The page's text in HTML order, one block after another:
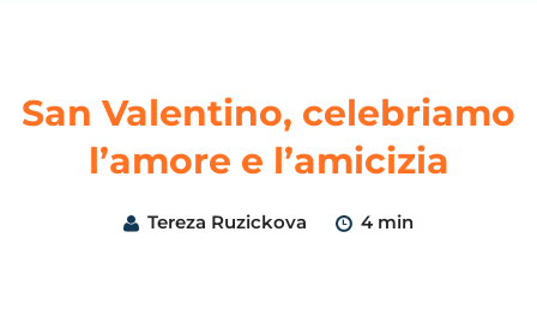
San Valentino, celebriamo
l’amore e l’amicizia
Tereza Ruzickova 4 min